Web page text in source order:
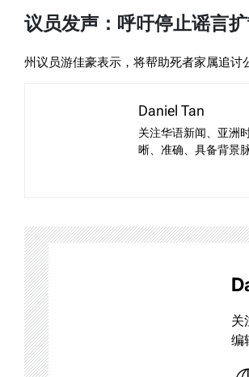
议员发声：呼吁停止谣言
州议员游佳豪表示，将帮助死者家属追讨
Daniel Tan
关注华语新闻、亚洲
晰、准确、具备背景
关
编